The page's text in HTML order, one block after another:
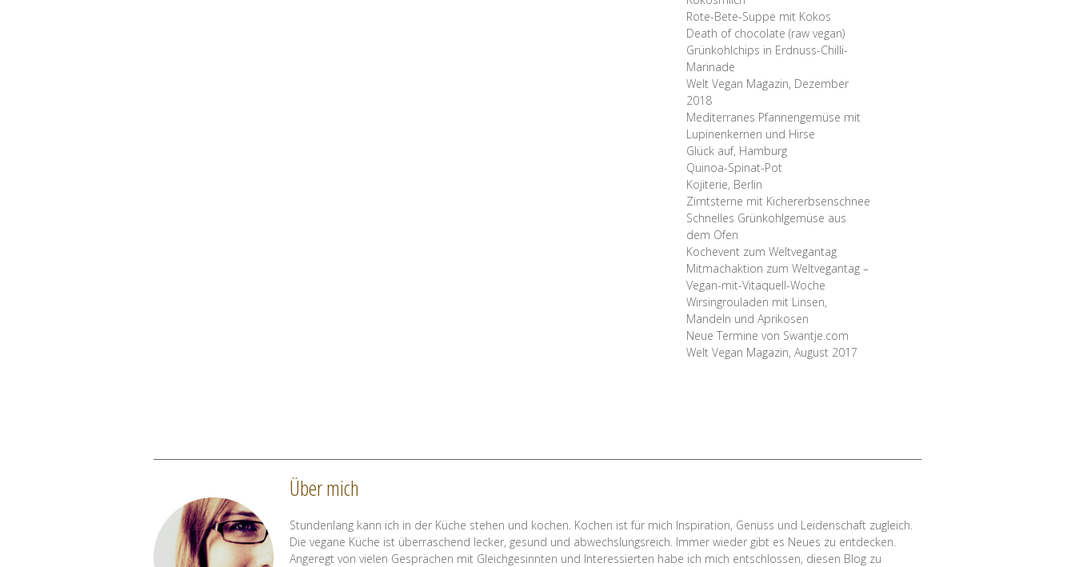
Rote-Bete-Suppe mit Kokos
Death of chocolate (raw vegan)
Grünkohlchips in Erdnuss-Chilli-
Marinade
Welt Vegan Magazin, Dezember
2018
Mediterranes Pfannengemüse mit
Lupinenkernen und Hirse
Glück auf, Hamburg
Quinoa-Spinat-Pot
Kojiterie, Berlin
Zimtsterne mit Kichererbsenschnee
Schnelles Grünkohlgemüse aus
dem Ofen
Kochevent zum Weltvegantag
Mitmachaktion zum Weltvegantag –
Vegan-mit-Vitaquell-Woche
Wirsingrouladen mit Linsen,
Mandeln und Aprikosen
Neue Termine von Swantje.com
Welt Vegan Magazin, August 2017
Über mich
Stundenlang kann ich in der Küche stehen und kochen. Kochen ist für mich Inspiration, Genuss und Leidenschaft zugleich.
Die vegane Küche ist überraschend lecker, gesund und abwechslungsreich. Immer wieder gibt es Neues zu entdecken.
Angeregt von vielen Gesprächen mit Gleichgesinnten und Interessierten habe ich mich entschlossen, diesen Blog zu